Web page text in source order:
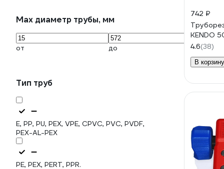
Max диаметр трубы, мм
от до
Тип труб
E, PP, PU, PEX, VPE, CPVC, PVC, PVDF,
PEX-AL-PEX
PE, PEX, PERT, PPR.
742 ₽
KENDO
4.6(38)
В корзину